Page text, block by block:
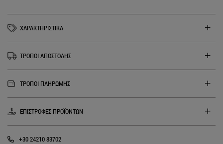
ΧΑΡΑΚΤΗΡΙΣΤΙΚΑ
ΤΡΟΠΟΙ ΑΠΟΣΤΟΛΗΣ
ΤΡΟΠΟΙ ΠΛΗΡΩΜΗΣ
ΕΠΙΣΤΡΟΦΕΣ ΠΡΟΪΟΝΤΩΝ
+30 24210 83702